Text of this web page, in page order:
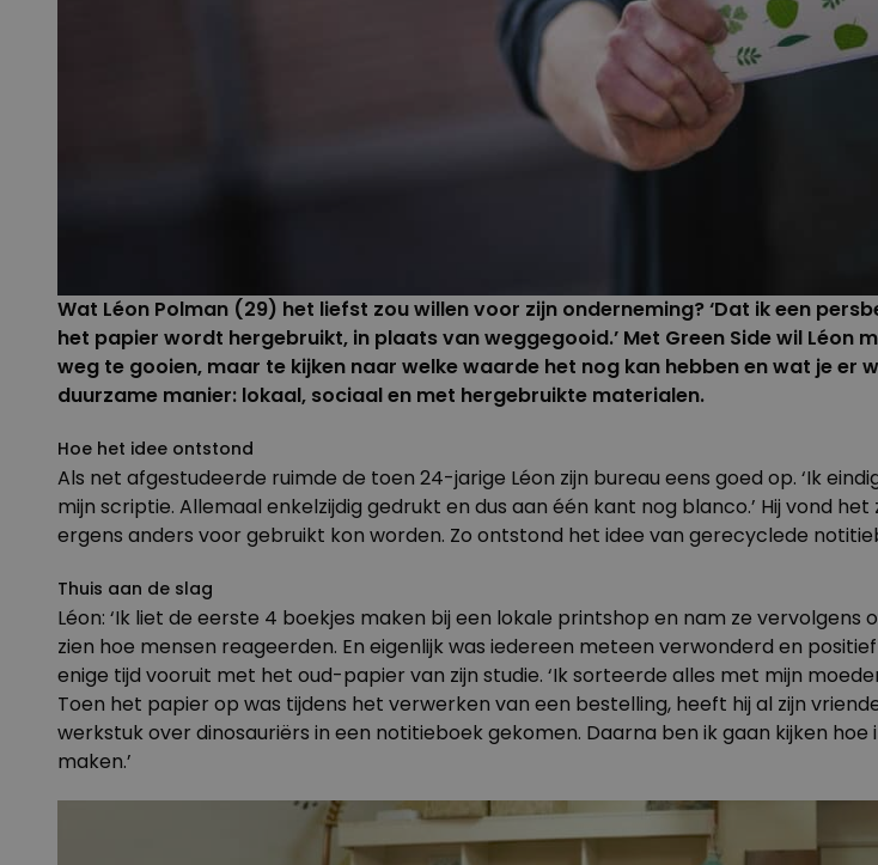
Wat Léon Polman (29) het liefst zou willen voor zijn onderneming? ‘Dat ik een
het papier wordt hergebruikt, in plaats van weggegooid.’ Met Green Sidewil Léon
weg te gooien, maar te kijken naar welke waarde het nog kan hebben en wat je er
duurzame manier: lokaal, sociaal en met hergebruikte materialen.
Hoe het idee ontstond
Als net afgestudeerde ruimde de toen 24-jarige Léon zijn bureau eens goed op. ‘Ik
mijn scriptie. Allemaal enkelzijdig gedrukt en dus aan één kant nog blanco.’ Hij vond
ergens anders voor gebruikt kon worden. Zo ontstond het idee van gerecyclede
Thuis aan de slag
Léon: ‘Ik liet de eerste 4 boekjes maken bij een lokale printshop en nam ze
zien hoe mensen reageerden. En eigenlijk was iedereen meteen verwonderd en
enige tijd vooruit met het oud-papier van zijn studie. ‘Ik sorteerde alles met mijn
Toen het papier op was tijdens het verwerken van een bestelling, heeft hij al zijn
werkstuk over dinosauriërs in een notitieboek gekomen. Daarna ben ik gaan kijken
maken.’